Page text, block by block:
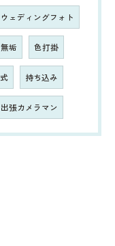
ウェディングフォト
垢 色打掛
持ち込み
出張カメラマン